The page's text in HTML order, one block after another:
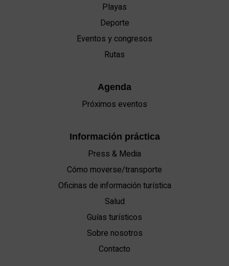
Playas
Deporte
Eventos y congresos
Rutas
Agenda
Próximos eventos
Información práctica
Press & Media
Cómo moverse/transporte
Oficinas de información turística
Salud
Guías turísticos
Sobre nosotros
Contacto